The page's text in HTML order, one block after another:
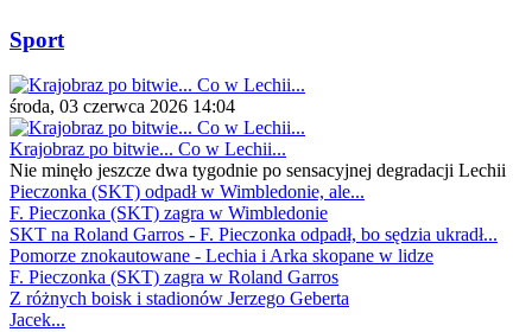
Sport
środa, 03 czerwca 2026 14:04
Krajobraz po bitwie... Co w Lechii...
Nie minęło jeszcze dwa tygodnie po sensacyjnej degradacji Lechii
Pieczonka (SKT) odpadł w Wimbledonie, ale...
F. Pieczonka (SKT) zagra w Wimbledonie
SKT na Roland Garros - F. Pieczonka odpadł, bo sędzia ukradł...
Pomorze znokautowane - Lechia i Arka skopane w lidze
F. Pieczonka (SKT) zagra w Roland Garros
Z różnych boisk i stadionów Jerzego Geberta
Jacek...